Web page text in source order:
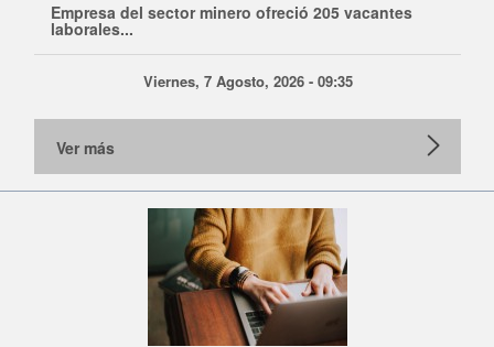
Empresa del sector minero ofreció 205 vacantes
laborales...
Viernes, 7 Agosto, 2026 - 09:35
Ver más